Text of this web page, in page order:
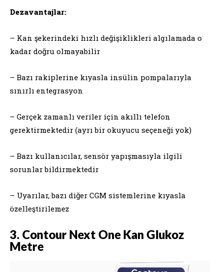
Dezavantajlar:
– Kan şekerindeki hızlı değişiklikleri algılamada o
kadar doğru olmayabilir
– Bazı rakiplerine kıyasla insülin pompalarıyla
sınırlı entegrasyon
– Gerçek zamanlı veriler için akıllı telefon
gerektirmektedir (ayrı bir okuyucu seçeneği yok)
– Bazı kullanıcılar, sensör yapışmasıyla ilgili
sorunlar bildirmektedir
– Uyarılar, bazı diğer CGM sistemlerine kıyasla
özelleştirilemez
3. Contour Next One Kan Glukoz
Metre